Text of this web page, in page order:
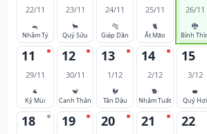
22/11
🐀
Nhâm Tý
23/11
🐂
Quý Sửu
24/11
🐅
Giáp Dần
25/11
🐈
Ất Mão
26/11
🐉
Bính
11
29/11
🐐
Kỷ Mùi
12
30/11
🐒
Canh Thân
13
1/12
🐓
Tân Dậu
14
2/12
🐕
Nhâm Tuất
15
3/12
🐖
Quý Hợi
18 19 20 21 22